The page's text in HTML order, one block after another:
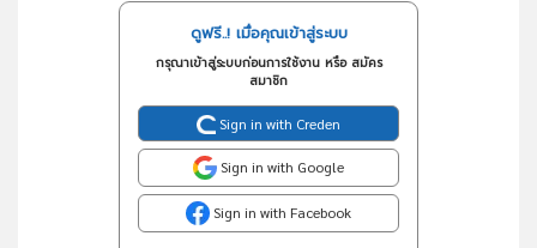
ดูฟรี..! เมื่อคุณเข้าสู่ระบบ
กรุณาเข้าสู่ระบบก่อนการใช้งาน หรือ สมัคร
สมาชิก
Sign in with Creden
Sign in with Google
Sign in with Facebook